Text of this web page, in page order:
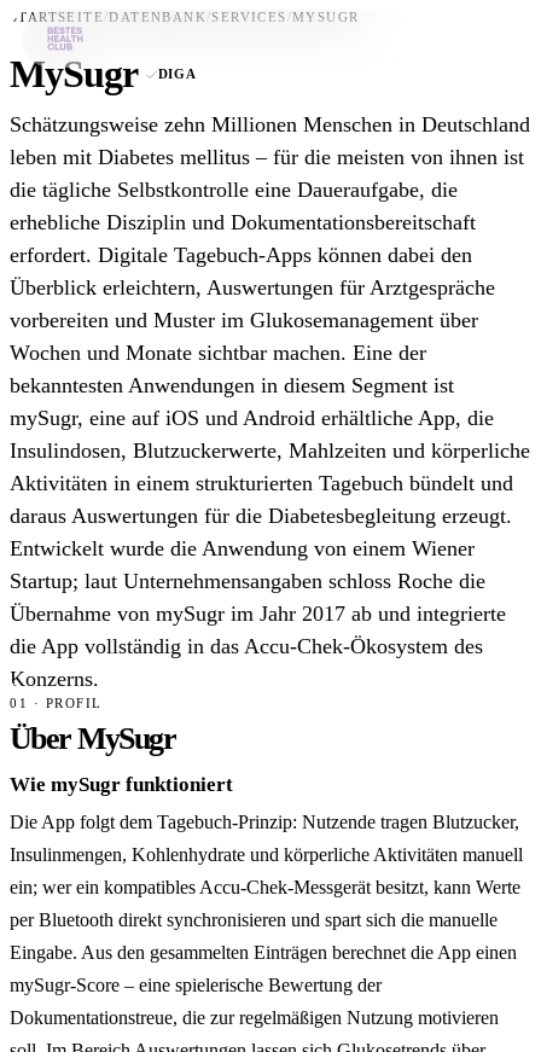
Datenbank
News
Für Unternehmen
STARTSEITE /DATENBANK /SERVICES /MYSUGR
MySugr DIGA
Schätzungsweise zehn Millionen Menschen in Deutschland
leben mit Diabetes mellitus – für die meisten von ihnen ist
die tägliche Selbstkontrolle eine Daueraufgabe, die
erhebliche Disziplin und Dokumentationsbereitschaft
erfordert. Digitale Tagebuch-Apps können dabei den
Überblick erleichtern, Auswertungen für Arztgespräche
vorbereiten und Muster im Glukosemanagement über
Wochen und Monate sichtbar machen. Eine der
bekanntesten Anwendungen in diesem Segment ist
mySugr, eine auf iOS und Android erhältliche App, die
Insulindosen, Blutzuckerwerte, Mahlzeiten und körperliche
Aktivitäten in einem strukturierten Tagebuch bündelt und
daraus Auswertungen für die Diabetesbegleitung erzeugt.
Entwickelt wurde die Anwendung von einem Wiener
Startup; laut Unternehmensangaben schloss Roche die
Übernahme von mySugr im Jahr 2017 ab und integrierte
die App vollständig in das Accu-Chek-Ökosystem des
Konzerns.
01 · PROFIL
Über MySugr
Wie mySugr funktioniert
Die App folgt dem Tagebuch-Prinzip: Nutzende tragen Blutzucker,
Insulinmengen, Kohlenhydrate und körperliche Aktivitäten manuell
ein; wer ein kompatibles Accu-Chek-Messgerät besitzt, kann Werte
per Bluetooth direkt synchronisieren und spart sich die manuelle
Eingabe. Aus den gesammelten Einträgen berechnet die App einen
mySugr-Score – eine spielerische Bewertung der
Dokumentationstreue, die zur regelmäßigen Nutzung motivieren